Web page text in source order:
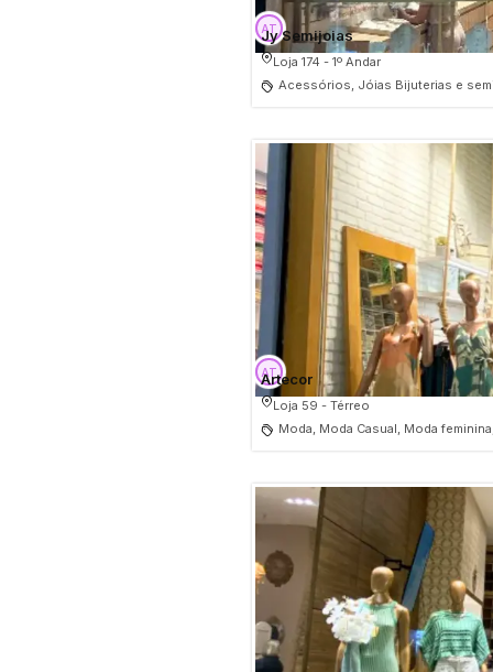
Jy Semijoias
Loja 174 - 1º Andar
Acessórios, Jóias Bijuterias e
Artecor
Loja 59 - Térreo
Moda, Moda Casual, Moda